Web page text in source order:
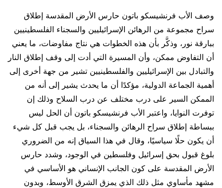
وصف الأب فرنشيسكو باتون حارس الأرض المقدسة إطلاق
سراح مجموعة من الرهائن الإسرائيليين والسجناء الفلسطينيين
ببارقة نور، وذكَّر بأن هذه الخطوات هي نتاج مفاوضات، ما يعني
أن التفاوض ممكن، وأن المسيرة التي أدت إلى وقف إطلاق النار
والتبادل بين الإسرائيليين والفلسطينيين تشير من جهة أخرى إلى
أهمية الجماعة الدولية، مؤكدًا أن ما يحدث يشير إلى أنه من
الممكن السير على درب مختلف عن درب السلاح وذلك إن
توفرت النوايا، واعتبر الأب فرنشيسكو باتون أن الحل ليس
ببساطة إطلاق سراح الرهائن والسجناء، بل يجب قبل كل شيء
أن يكون حلًا سياسيًا، وقال في هذا السياق إنه من الضروري
بلوغ قبول بحق إسرائيل وفلسطين في الوجود، وشدد حارس
الأرض المقدسة على كون الجانب الإنساني هو الأساسي في
مشهد مأساوي مثل ذلك الذي يمزق الشرق الأوسط، وبدون